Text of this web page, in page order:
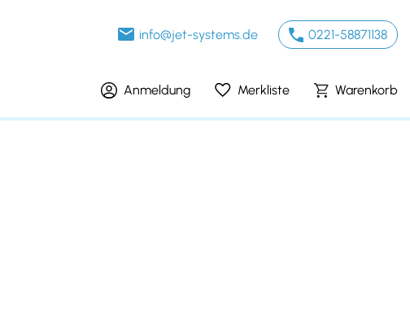
info@jet-systems.de 0221-58871138
Anmeldung Merkliste Warenkorb